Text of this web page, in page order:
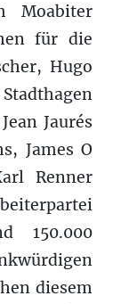
Moabiter
für die
Hugo
Jaurés
James O
Renner
150.000
diesem